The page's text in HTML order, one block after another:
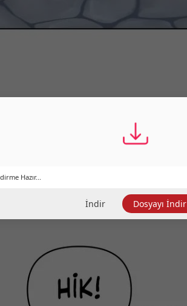
Hazır...
İndir Dosyayı İndir